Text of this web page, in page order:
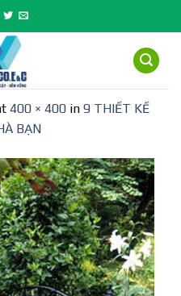
400 × 400 in 9 THIẾT KẾ
BẠN